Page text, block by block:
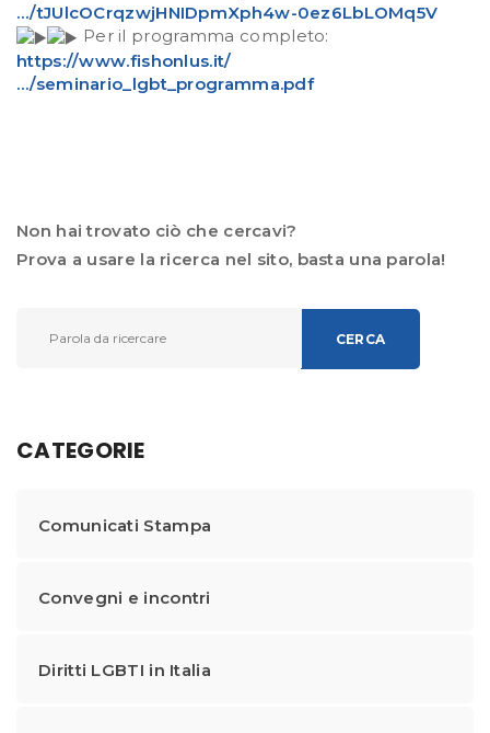
…/tJUlcOCrqzwjHNIDpmXph4w-0ez6LbLOMq5V
Per il programma completo:
https://www.fishonlus.it/
…/seminario_lgbt_programma.pdf
Non hai trovato ciò che cercavi?
Prova a usare la ricerca nel sito, basta una parola!
CERCA
CATEGORIE
Comunicati Stampa
Convegni e incontri
Diritti LGBTI in Italia